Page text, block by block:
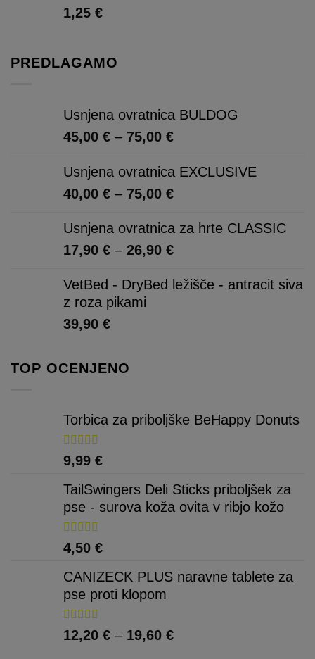
1,25 €
PREDLAGAMO
Usnjena ovratnica BULDOG
45,00 € – 75,00 €Cenovni
od
45,00 €
75,00 €
Usnjena ovratnica EXCLUSIVE
40,00 € – 75,00 €Cenovni
od
40,00 €
75,00 €
Usnjena ovratnica za hrte CLASSIC
17,90 € – 26,90 €Cenovni
od
VetBed - DryBed ležišče - antracit siva
z roza pikami
39,90 €
TOP OCENJENO
Torbica za priboljške BeHappy Donuts
Ocenjeno
5.00od 5
9,99 €
TailSwingers Deli Sticks priboljšek za
pse - surova koža ovita v ribjo kožo
Ocenjeno
5.00od 5
4,50 €
CANIZECK PLUS naravne tablete za
pse proti klopom
Ocenjeno
5.00od 5
12,20 € – 19,60 €Cenovni